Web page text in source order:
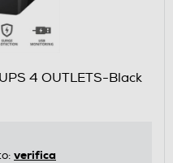
4 OUTLETS-Black
verifica